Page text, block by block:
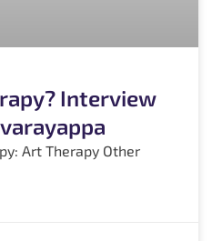
Interview
Art Therapy Other